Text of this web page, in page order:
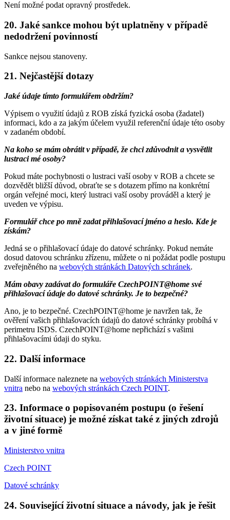
Není možné podat opravný prostředek.
20. Jaké sankce mohou být uplatněny v případě
nedodržení povinností
Sankce nejsou stanoveny.
21. Nejčastější dotazy
Jaké údaje tímto formulářem obdržím?
Výpisem o využití údajů z ROB získá fyzická osoba (žadatel)
informaci, kdo a za jakým účelem využil referenční údaje této osoby
v zadaném období.
Na koho se mám obrátit v případě, že chci zdůvodnit a vysvětlit
lustraci mé osoby?
Pokud máte pochybnosti o lustraci vaší osoby v ROB a chcete se
dozvědět bližší důvod, obraťte se s dotazem přímo na konkrétní
orgán veřejné moci, který lustraci vaší osoby prováděl a který je
uveden ve výpisu.
Formulář chce po mně zadat přihlašovací jméno a heslo. Kde je
získám?
Jedná se o přihlašovací údaje do datové schránky. Pokud nemáte
dosud datovou schránku zřízenu, můžete o ni požádat podle postupu
zveřejněného na webových stránkách Datových schránek.
Mám obavy zadávat do formuláře CzechPOINT@home své
přihlašovací údaje do datové schránky. Je to bezpečné?
Ano, je to bezpečné. CzechPOINT@home je navržen tak, že
ověření vašich přihlašovacích údajů do datové schránky probíhá v
perimetru ISDS. CzechPOINT@home nepřichází s vašimi
přihlašovacími údaji do styku.
22. Další informace
Další informace naleznete na webových stránkách Ministerstva
vnitra nebo na webových stránkách Czech POINT.
23. Informace o popisovaném postupu (o řešení
životní situace) je možné získat také z jiných zdrojů
a v jiné formě
Ministerstvo vnitra
Czech POINT
Datové schránky
24. Související životní situace a návody, jak je řešit